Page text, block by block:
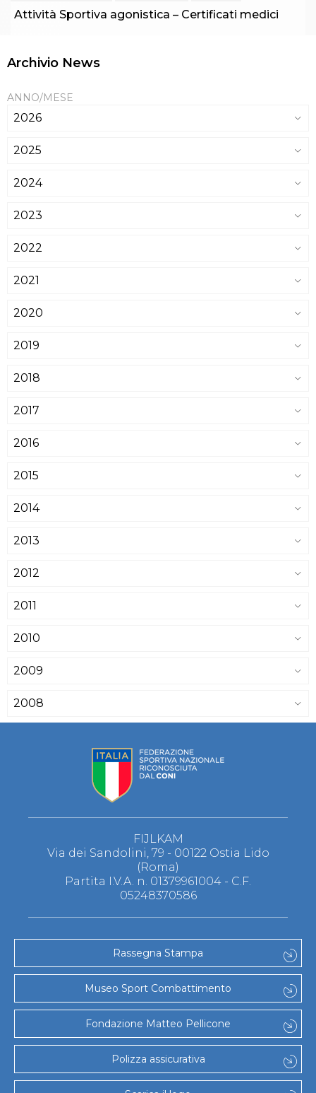
Attività Sportiva agonistica – Certificati medici
Archivio News
ANNO/MESE
2026
2025
2024
2023
2022
2021
2020
2019
2018
2017
2016
2015
2014
2013
2012
2011
2010
2009
2008
FIJLKAM
Via dei Sandolini, 79 - 00122 Ostia Lido
(Roma)
Partita I.V.A. n. 01379961004 - C.F.
05248370586
Rassegna Stampa
Museo Sport Combattimento
Fondazione Matteo Pellicone
Polizza assicurativa